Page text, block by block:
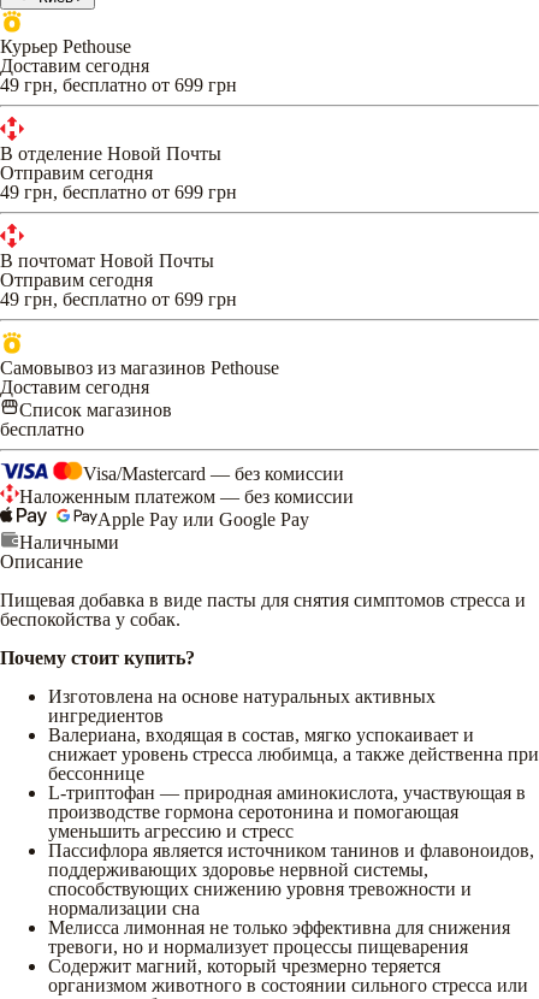
Курьер Pethouse
Доставим сегодня
49 грн, бесплатно от 699 грн
В отделение Новой Почты
Отправим сегодня
49 грн, бесплатно от 699 грн
В почтомат Новой Почты
Отправим сегодня
49 грн, бесплатно от 699 грн
Самовывоз из магазинов Pethouse
Доставим сегодня
Список магазинов
бесплатно
Visa/Mastercard — без комиссии
Наложенным платежом — без комиссии
Apple Pay или Google Pay
Наличными
Описание
Пищевая добавка в виде пасты для снятия симптомов стресса и
беспокойства у собак.
Почему стоит купить?
Изготовлена на основе натуральных активных
ингредиентов
Валериана, входящая в состав, мягко успокаивает и
снижает уровень стресса любимца, а также действенна при
бессоннице
L-триптофан — природная аминокислота, участвующая в
производстве гормона серотонина и помогающая
уменьшить агрессию и стресс
Пассифлора является источником танинов и флавоноидов,
поддерживающих здоровье нервной системы,
способствующих снижению уровня тревожности и
нормализации сна
Мелисса лимонная не только эффективна для снижения
тревоги, но и нормализует процессы пищеварения
Содержит магний, который чрезмерно теряется
организмом животного в состоянии сильного стресса или